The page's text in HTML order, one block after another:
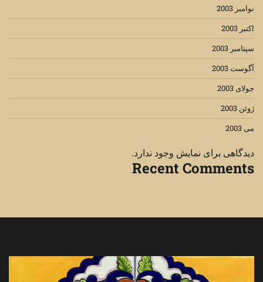
نوامبر 2003
اکتبر 2003
سپتامبر 2003
آگوست 2003
جولای 2003
ژوئن 2003
می 2003
دیدگاهی برای نمایش وجود ندارد.
Recent Comments